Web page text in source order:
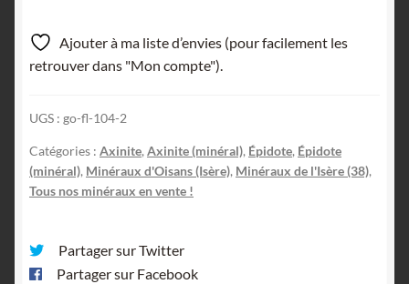
Epidote,
Bourg
Isère.
Ajouter à ma liste d’envies (pour facilement les
retrouver dans "Mon compte").
UGS : go-fl-104-2
Catégories : Axinite, Axinite (minéral), Épidote, Épidote
(minéral), Minéraux d'Oisans (Isère), Minéraux de l'Isère (38),
Tous nos minéraux en vente !
Partager sur Twitter
Partager sur Facebook